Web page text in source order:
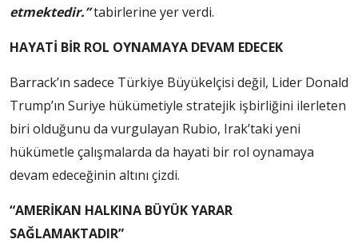
etmektedir.”tabirlerine yer verdi.
HAYATİ BİR ROL OYNAMAYA DEVAM EDECEK
Barrack’ın sadece Türkiye Büyükelçisi değil, Lider Donald
Trump’ın Suriye hükümetiyle stratejik işbirliğini ilerleten
biri olduğunu da vurgulayan Rubio, Irak’taki yeni
hükümetle çalışmalarda da hayati bir rol oynamaya
devam edeceğinin altını çizdi.
“AMERİKAN HALKINA BÜYÜK YARAR
SAĞLAMAKTADIR”